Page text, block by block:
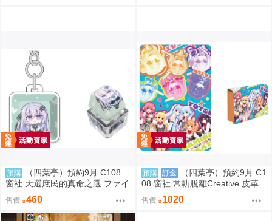
預購
（四葉亭）預約9月 C108
窗社 天選庶民的真命之選 ファイ
ブ 鍵盤按鍵造型鑰匙圈 0814
售價 460
預購 訂金
（四葉亭）預約9月 C1
08 窗社 常軌脫離Creative 皮革
製名片夾 0814
售價 1020